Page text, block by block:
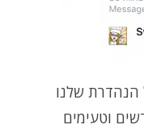
הנהדרת שלנו
וטעימים